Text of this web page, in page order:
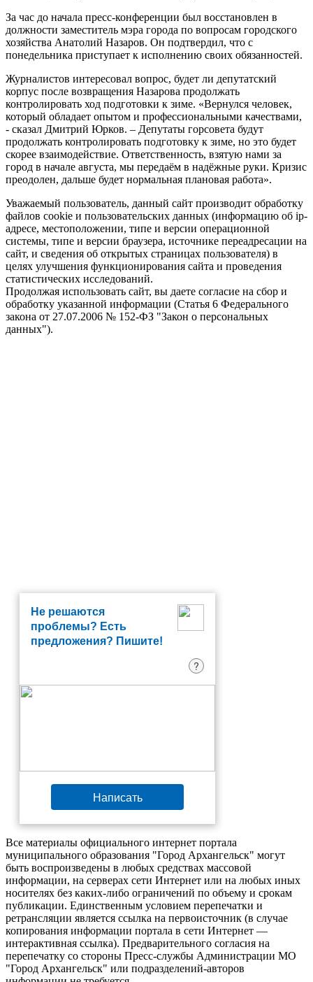
За час до начала пресс-конференции был восстановлен в
должности заместитель мэра города по вопросам городского
хозяйства Анатолий Назаров. Он подтвердил, что с
понедельника приступает к исполнению своих обязанностей.
Журналистов интересовал вопрос, будет ли депутатский
корпус после возвращения Назарова продолжать
контролировать ход подготовки к зиме. «Вернулся человек,
который обладает опытом и профессиональными качествами,
- сказал Дмитрий Юрков. – Депутаты горсовета будут
продолжать контролировать подготовку к зиме, но это будет
скорее взаимодействие. Ответственность, взятую нами за
город в начале августа, мы передаём в надёжные руки. Кризис
преодолен, дальше будет нормальная плановая работа».
Уважаемый пользователь, данный сайт производит обработку
файлов cookie и пользовательских данных (информацию об ip-
адресе, местоположении, типе и версии операционной
системы, типе и версии браузера, источнике переадресации на
сайт, и сведения об открытых страницах пользователя) в
целях улучшения функционирования сайта и проведения
статистических исследований.
Продолжая использовать сайт, вы даете согласие на сбор и
обработку указанной информации (Статья 6 Федерального
закона от 27.07.2006 № 152-ФЗ "Закон о персональных
данных").
Не решаются
проблемы? Есть
предложения? Пишите!
?
Написать
Все материалы официального интернет портала
муниципального образования "Город Архангельск" могут
быть воспроизведены в любых средствах массовой
информации, на серверах сети Интернет или на любых иных
носителях без каких-либо ограничений по объему и срокам
публикации. Единственным условием перепечатки и
ретрансляции является ссылка на первоисточник (в случае
копирования информации портала в сети Интернет —
интерактивная ссылка). Предварительного согласия на
перепечатку со стороны Пресс-службы Администрации МО
"Город Архангельск" или подразделений-авторов